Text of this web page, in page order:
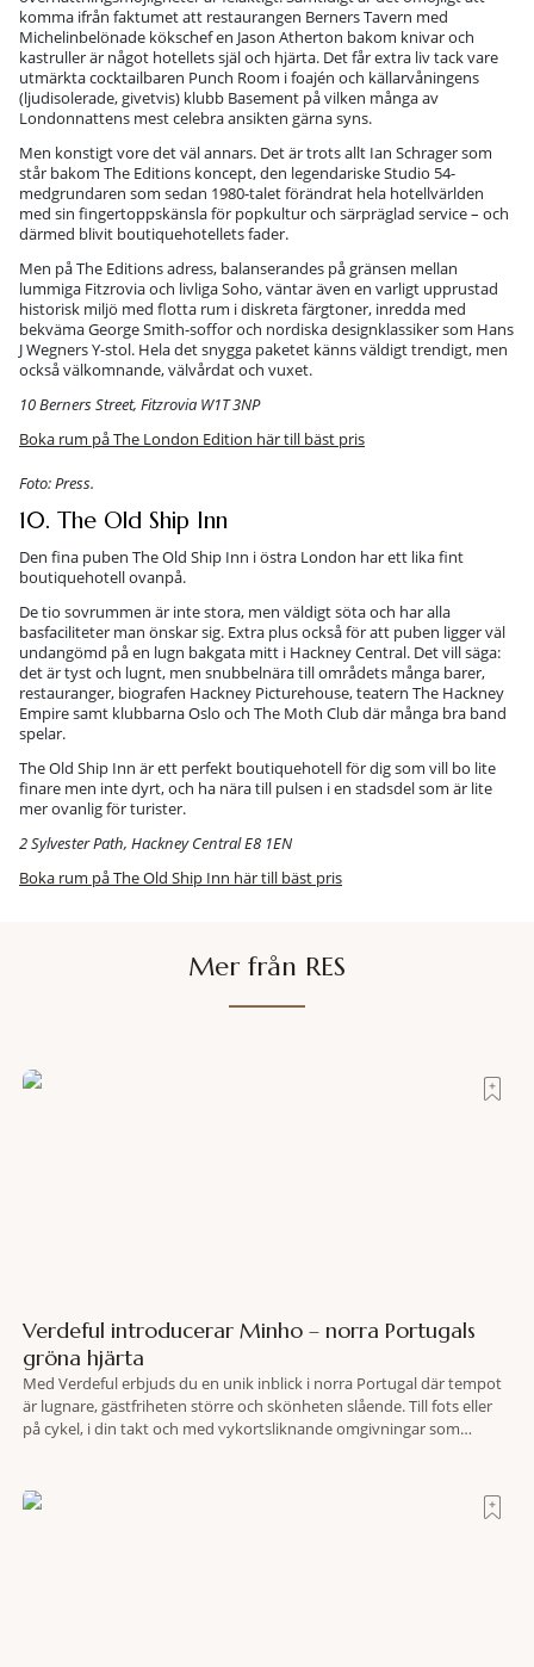
komma ifrån faktumet att restaurangen Berners Tavern med
Michelinbelönade kökschef en Jason Atherton bakom knivar och
kastruller är något hotellets själ och hjärta. Det får extra liv tack vare
utmärkta cocktailbaren Punch Room i foajén och källarvåningens
(ljudisolerade, givetvis) klubb Basement på vilken många av
Londonnattens mest celebra ansikten gärna syns.
Men konstigt vore det väl annars. Det är trots allt Ian Schrager som
står bakom The Editions koncept, den legendariske Studio 54-
medgrundaren som sedan 1980-talet förändrat hela hotellvärlden
med sin fingertoppskänsla för popkultur och särpräglad service – och
därmed blivit boutiquehotellets fader.
Men på The Editions adress, balanserandes på gränsen mellan
lummiga Fitzrovia och livliga Soho, väntar även en varligt upprustad
historisk miljö med flotta rum i diskreta färgtoner, inredda med
bekväma George Smith-soffor och nordiska designklassiker som Hans
J Wegners Y-stol. Hela det snygga paketet känns väldigt trendigt, men
också välkomnande, välvårdat och vuxet.
10 Berners Street, Fitzrovia W1T 3NP
Boka rum på The London Edition här till bäst pris
Foto: Press.
10. The Old Ship Inn
Den fina puben The Old Ship Inn i östra London har ett lika fint
boutiquehotell ovanpå.
De tio sovrummen är inte stora, men väldigt söta och har alla
basfaciliteter man önskar sig. Extra plus också för att puben ligger väl
undangömd på en lugn bakgata mitt i Hackney Central. Det vill säga:
det är tyst och lugnt, men snubbelnära till områdets många barer,
restauranger, biografen Hackney Picturehouse, teatern The Hackney
Empire samt klubbarna Oslo och The Moth Club där många bra band
spelar.
The Old Ship Inn är ett perfekt boutiquehotell för dig som vill bo lite
finare men inte dyrt, och ha nära till pulsen i en stadsdel som är lite
mer ovanlig för turister.
2 Sylvester Path, Hackney Central E8 1EN
Boka rum på The Old Ship Inn här till bäst pris
Mer från RES
Verdeful introducerar Minho – norra Portugals
gröna hjärta
Med Verdeful erbjuds du en unik inblick i norra Portugal där tempot
är lugnare, gästfriheten större och skönheten slående. Till fots eller
på cykel, i din takt och med vykortsliknande omgivningar som
travel när det